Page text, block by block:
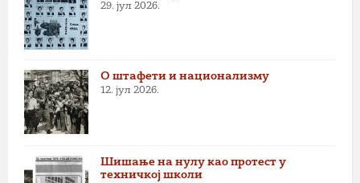
29. јул 2026.
О штафети и национализму
12. јул 2026.
Шишање на нулу као протест у
техничкој школи